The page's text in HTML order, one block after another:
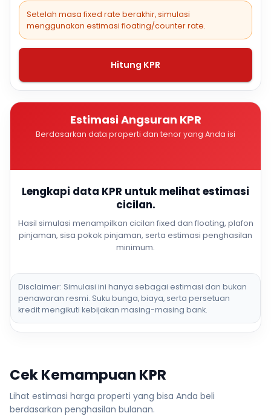
Setelah masa fixed rate berakhir, simulasi
menggunakan estimasi floating/counter rate.
Hitung KPR
Estimasi Angsuran KPR
Berdasarkan data properti dan tenor yang Anda isi
Lengkapi data KPR untuk melihat estimasi
cicilan.
Hasil simulasi menampilkan cicilan fixed dan floating, plafon
pinjaman, sisa pokok pinjaman, serta estimasi penghasilan
minimum.
Disclaimer: Simulasi ini hanya sebagai estimasi dan bukan
penawaran resmi. Suku bunga, biaya, serta persetuan
kredit mengikuti kebijakan masing-masing bank.
Cek Kemampuan KPR
Lihat estimasi harga properti yang bisa Anda beli
berdasarkan penghasilan bulanan.